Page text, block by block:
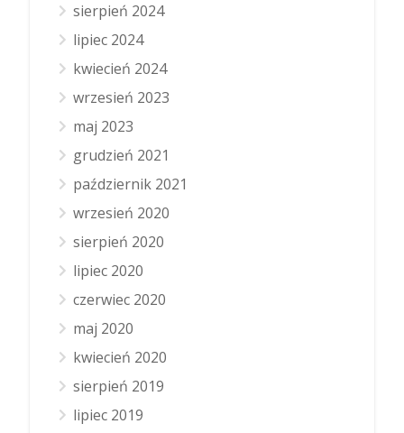
sierpień 2024
lipiec 2024
kwiecień 2024
wrzesień 2023
maj 2023
grudzień 2021
październik 2021
wrzesień 2020
sierpień 2020
lipiec 2020
czerwiec 2020
maj 2020
kwiecień 2020
sierpień 2019
lipiec 2019